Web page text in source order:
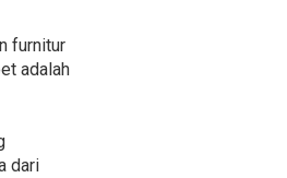
furnitur
adalah
dari